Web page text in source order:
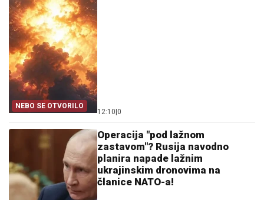
NEBO SE OTVORILO
12:10 0
Operacija "pod lažnom
zastavom"? Rusija navodno
planira napade lažnim
ukrajinskim dronovima na
članice NATO-a!